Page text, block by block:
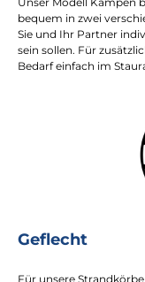
bequem in zwei
Sie und Ihr Partner
sein sollen. Für
Bedarf einfach im
Geflecht
Für unsere